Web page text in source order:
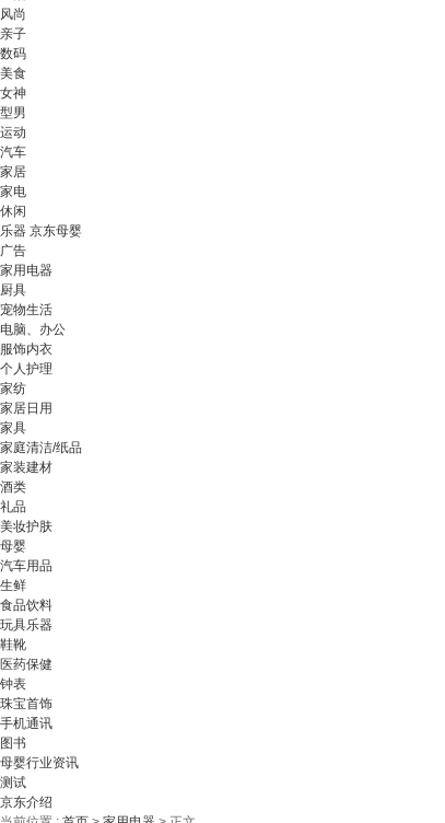
风尚
亲子
数码
美食
女神
型男
运动
汽车
家居
家电
休闲
乐器 京东母婴
广告
家用电器
厨具
宠物生活
电脑、办公
服饰内衣
个人护理
家纺
家居日用
家具
家庭清洁/纸品
家装建材
酒类
礼品
美妆护肤
母婴
汽车用品
生鲜
食品饮料
玩具乐器
鞋靴
医药保健
钟表
珠宝首饰
手机通讯
图书
母婴行业资讯
测试
京东介绍